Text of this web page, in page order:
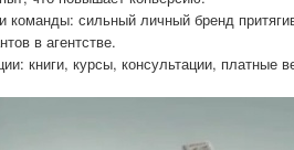
команды: сильный личный бренд
в агентстве.
книги, курсы, консультации, платные